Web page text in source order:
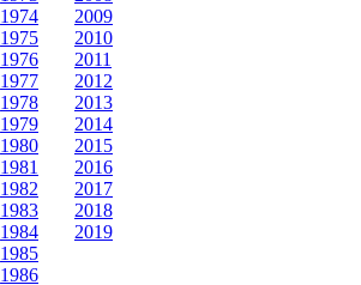
1974
1975
1976
1977
1978
1979
1980
1981
1982
1983
1984
1985
1986
2009
2010
2011
2012
2013
2014
2015
2016
2017
2018
2019